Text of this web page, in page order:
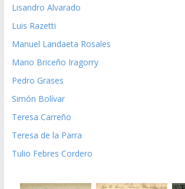
Lisandro Alvarado
Luis Razetti
Manuel Landaeta Rosales
Mario Briceño Iragorry
Pedro Grases
Simón Bolívar
Teresa Carreño
Teresa de la Parra
Tulio Febres Cordero